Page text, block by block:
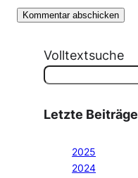
Volltextsuche
Letzte Beiträge
2025
2024